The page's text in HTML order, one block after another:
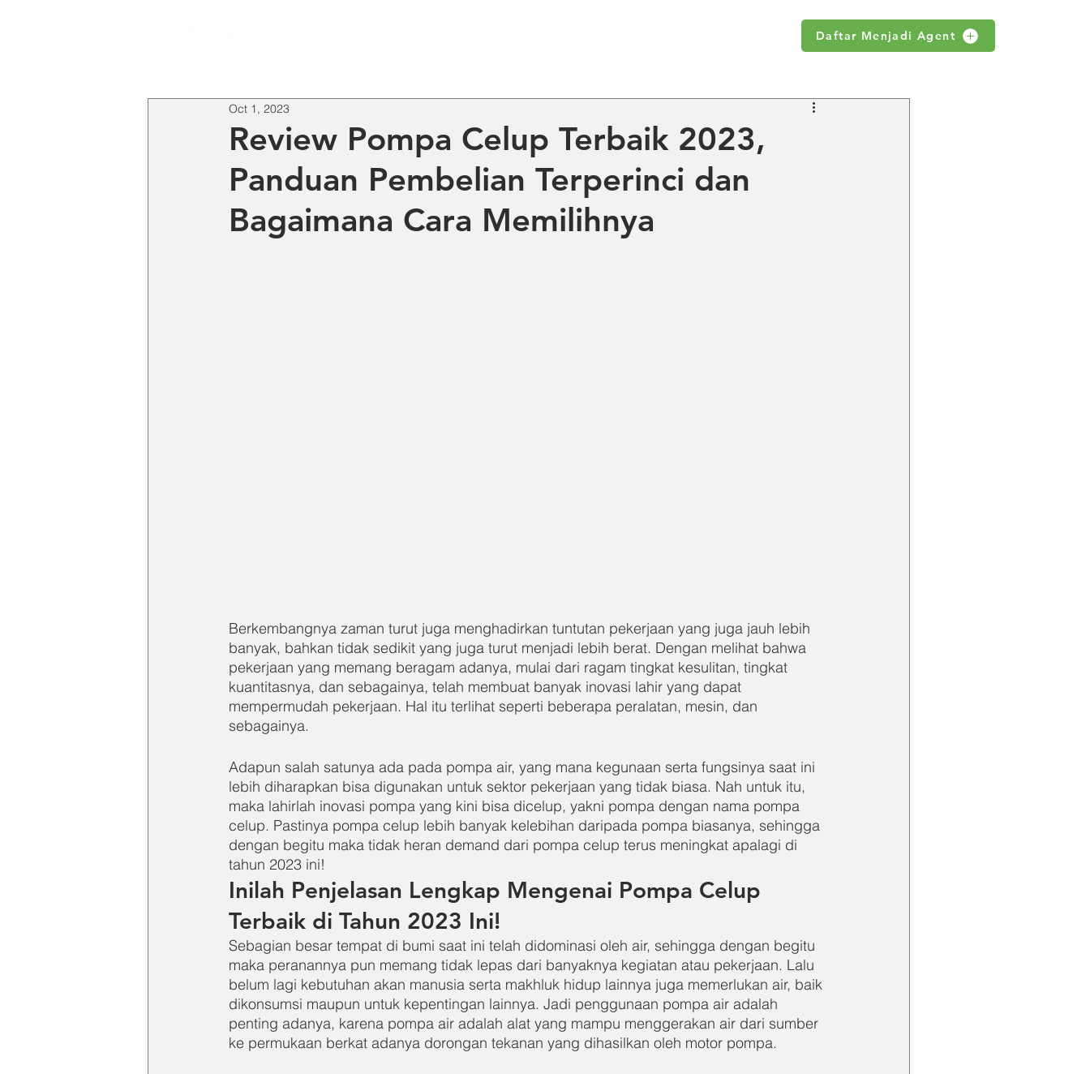
Daftar Menjadi Agent
Review Pompa Celup Terbaik 2023,
Panduan Pembelian Terperinci dan
Bagaimana Cara Memilihnya
Oct 1, 2023
Berkembangnya zaman turut juga menghadirkan tuntutan pekerjaan yang juga jauh lebih
banyak, bahkan tidak sedikit yang juga turut menjadi lebih berat. Dengan melihat bahwa
pekerjaan yang memang beragam adanya, mulai dari ragam tingkat kesulitan, tingkat
kuantitasnya, dan sebagainya, telah membuat banyak inovasi lahir yang dapat
mempermudah pekerjaan. Hal itu terlihat seperti beberapa peralatan, mesin, dan
sebagainya.
Adapun salah satunya ada pada pompa air, yang mana kegunaan serta fungsinya saat ini
lebih diharapkan bisa digunakan untuk sektor pekerjaan yang tidak biasa. Nah untuk itu,
maka lahirlah inovasi pompa yang kini bisa dicelup, yakni pompa dengan nama pompa
celup. Pastinya pompa celup lebih banyak kelebihan daripada pompa biasanya, sehingga
dengan begitu maka tidak heran demand dari pompa celup terus meningkat apalagi di
tahun 2023 ini!
Inilah Penjelasan Lengkap Mengenai Pompa Celup
Terbaik di Tahun 2023 Ini!
Sebagian besar tempat di bumi saat ini telah didominasi oleh air, sehingga dengan begitu
maka peranannya pun memang tidak lepas dari banyaknya kegiatan atau pekerjaan. Lalu
belum lagi kebutuhan akan manusia serta makhluk hidup lainnya juga memerlukan air, baik
dikonsumsi maupun untuk kepentingan lainnya. Jadi penggunaan pompa air adalah
penting adanya, karena pompa air adalah alat yang mampu menggerakan air dari sumber
ke permukaan berkat adanya dorongan tekanan yang dihasilkan oleh motor pompa.